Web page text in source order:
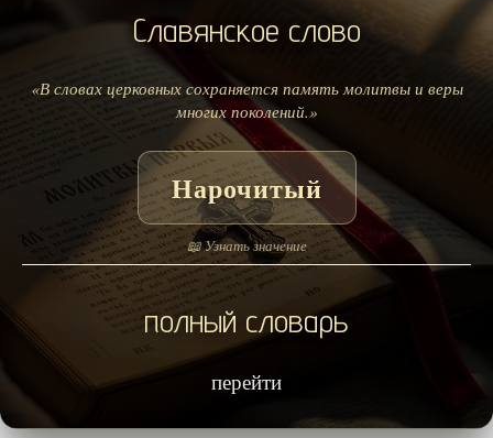
Славянское слово
«В словах церковных сохраняется память молитвы и веры
многих поколений.»
Нарочитый
📖 Узнать значение
полный словарь
перейти